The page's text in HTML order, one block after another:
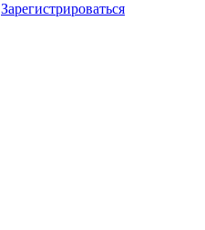
Зарегистрироваться